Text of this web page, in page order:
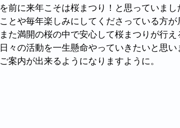
を前に来年こそは桜まつり！と思っていま
ことや毎年楽しみにしてくださっている方
また満開の桜の中で安心して桜まつりが行
日々の活動を一生懸命やっていきたいと思
ご案内が出来るようになりますように。